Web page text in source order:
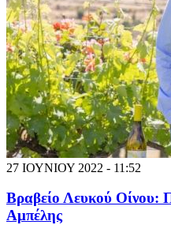
27 ΙΟΥΝΙΟΥ 2022 - 11:52
Βραβείο Λευκού Οίνου:
Αμπέλης